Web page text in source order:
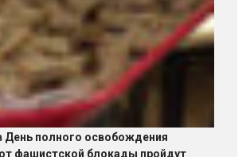
День полного освобождения
фашистской блокады пройдут